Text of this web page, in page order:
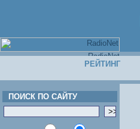
РЕЙТИНГ
ПОИСК ПО САЙТУ